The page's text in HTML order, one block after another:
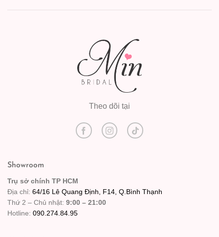
Theo dõi tại
Showroom
Trụ sở chính TP HCM
Địa chỉ: 64/16 Lê Quang Định, F14, Q.Bình Thạnh
Thứ 2 – Chủ nhật: 9:00 – 21:00
Hotline: 090.274.84.95